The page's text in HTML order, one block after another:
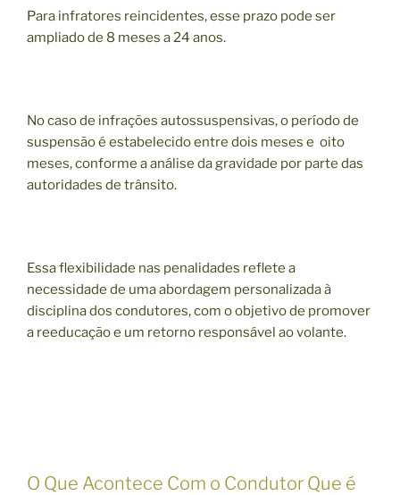
Para infratores reincidentes, esse prazo pode ser
ampliado de 8 meses a 24 anos.
No caso de infrações autossuspensivas, o período de
suspensão é estabelecido entre dois meses e oito
meses, conforme a análise da gravidade por parte das
autoridades de trânsito.
Essa flexibilidade nas penalidades reflete a
necessidade de uma abordagem personalizada à
disciplina dos condutores, com o objetivo de promover
a reeducação e um retorno responsável ao volante.
O Que Acontece Com o Condutor Que é